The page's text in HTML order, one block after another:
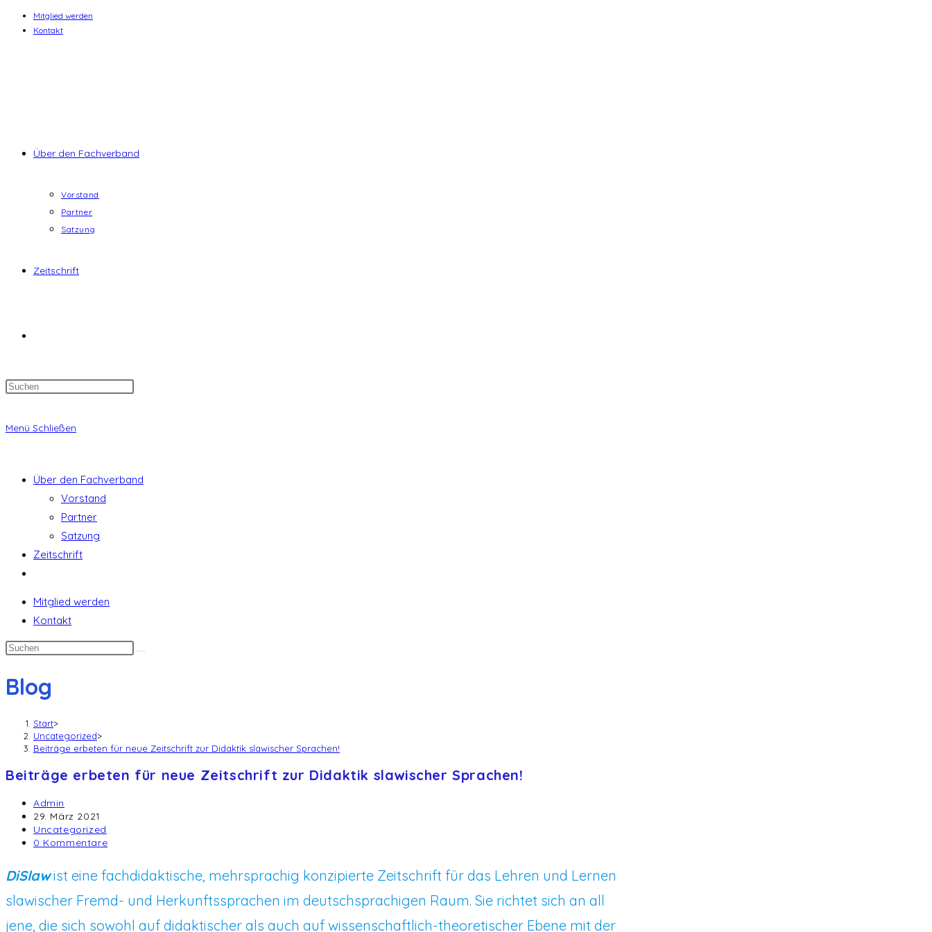
Zum
Inhalt
Mitglied werden
Kontakt
Über den Fachverband
Vorstand
Partner
Satzung
Zeitschrift
Menü Schließen
Über den Fachverband
Vorstand
Partner
Satzung
Zeitschrift
umschalten
Mitglied werden
Kontakt
Blog
Start>
Uncategorized>
Beiträge erbeten für neue Zeitschrift zur Didaktik slawischer Sprachen!
Beiträge erbeten für neue Zeitschrift zur Didaktik slawischer Sprachen!
Beitrags-
Autor:
Admin
Beitrag
veröffentlicht:
29. März 2021
Beitrags-
Kategorie:
Uncategorized
Beitrags-
0 Kommentare
DiSlawist eine fachdidaktische, mehrsprachig konzipierte Zeitschrift für das Lehren und Lernen
slawischer Fremd- und Herkunftssprachen im deutschsprachigen Raum. Sie richtet sich an all
jene, die sich sowohl auf didaktischer als auch auf wissenschaftlich-theoretischer Ebene mit der